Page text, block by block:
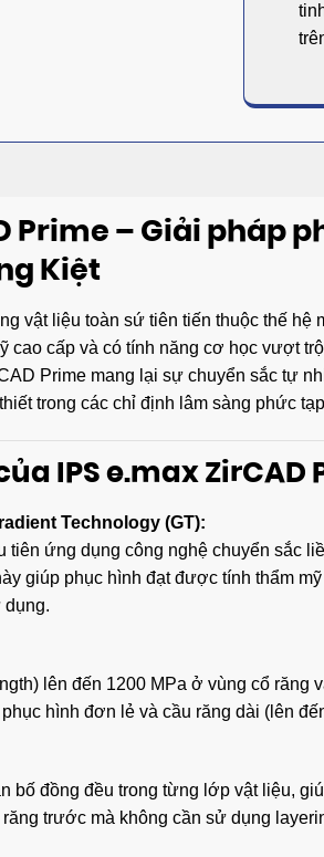
Prime – Giải pháp
Kiệt
vật liệu toàn sứ tiên tiến thuộc thế hệ
cao cấp và có tính năng cơ học vượt
Prime mang lại sự chuyển sắc tự
trong các chỉ định lâm sàng phức
IPS e.max ZirCAD
Technology (GT):
tiên ứng dụng công nghệ chuyển sắc
giúp phục hình đạt được tính thẩm
lên đến 1200 MPa ở vùng cổ răng
hình đơn lẻ và cầu răng dài (lên
bố đồng đều trong từng lớp vật liệu,
trước mà không cần sử dụng